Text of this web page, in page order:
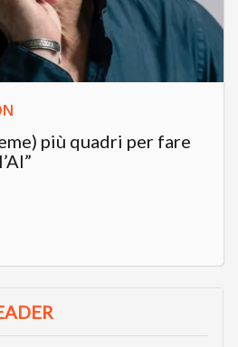
più quadri per fare